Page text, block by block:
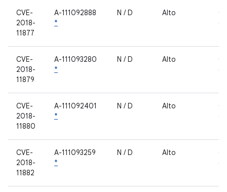
CVE-
2018-
11877
A-111092888
*
N / D Alto
CVE-
2018-
11879
A-111093280
*
N / D Alto
CVE-
2018-
11880
A-111092401
*
N / D Alto
CVE-
2018-
11882
A-111093259
*
N / D Alto